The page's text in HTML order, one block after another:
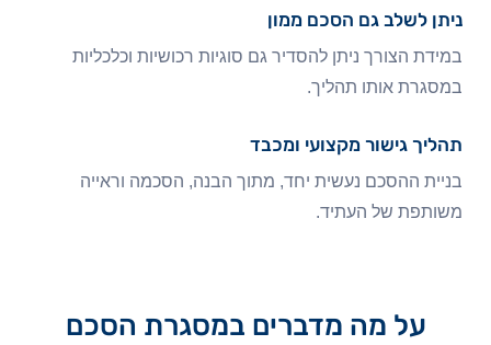
ניתן לשלב גם הסכם ממון
במידת הצורך ניתן להסדיר גם סוגיות רכושיות וכלכליות
במסגרת אותו תהליך.
תהליך גישור מקצועי ומכבד
בניית ההסכם נעשית יחד, מתוך הבנה, הסכמה וראייה
משותפת של העתיד.
על מה מדברים במסגרת הסכם